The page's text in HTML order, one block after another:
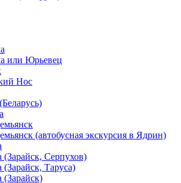
или Юрьевец
Нос
(автобусная экскурсия в Ядрин)
(Зарайск, Серпухов)
Таруса)
(Зарайск)